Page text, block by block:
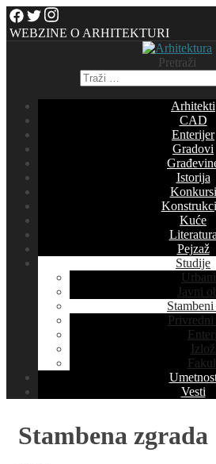
WEBZINE O ARHITEKTURI
Pretraži
Arhitekti
CAD
Enterijer
Gradovi
Istorija
Konkursi
Kuće
Literatura
Pejzaž
Studije
Javni
Vesti
Stambena zgrada